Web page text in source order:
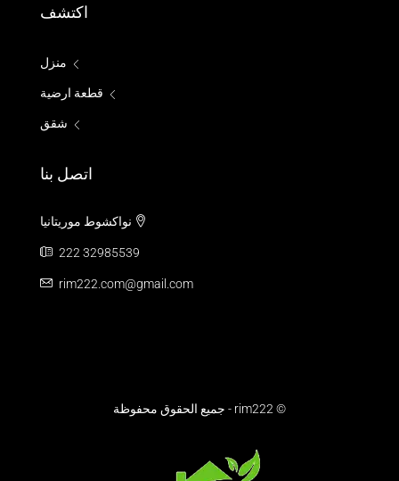
اكتشف
منزل
قطعة ارضية
شقق
اتصل بنا
نواكشوط موريتانيا
222 32985539
rim222.com@gmail.com
© rim222 - جميع الحقوق محفوظة